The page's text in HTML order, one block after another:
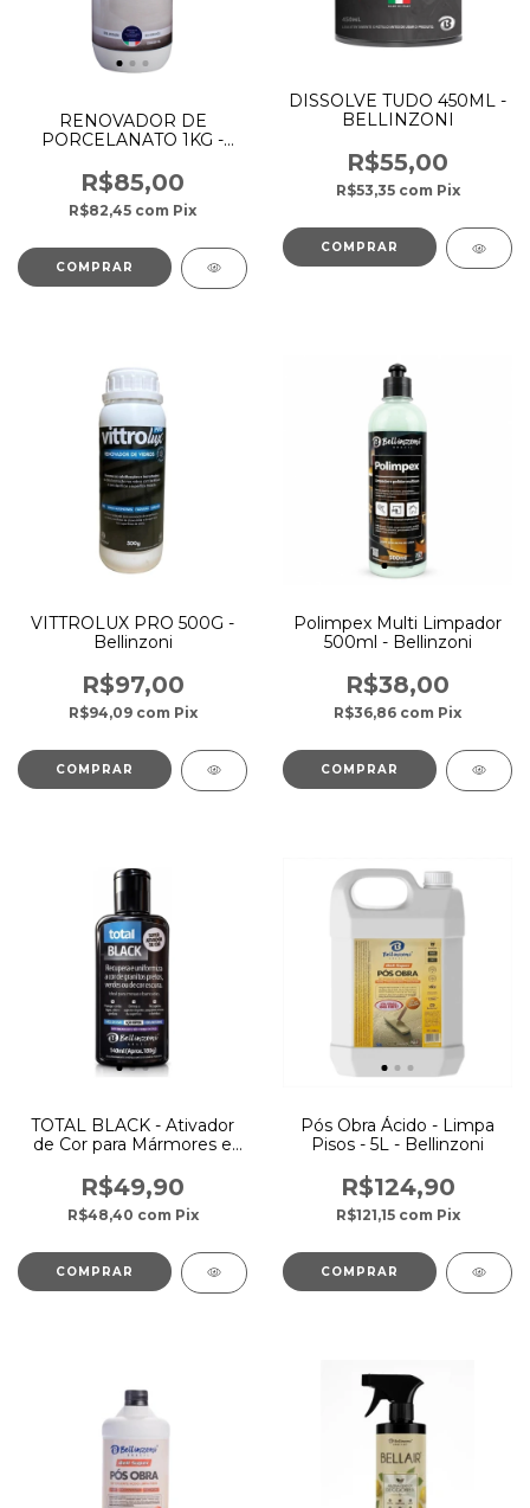
RENOVADOR DE
PORCELANATO 1KG -
R$85,00
R$82,45 com Pix
DISSOLVE TUDO 450ML -
BELLINZONI
R$55,00
R$53,35 com Pix
VITTROLUX PRO 500G -
Bellinzoni
R$97,00
R$94,09 com Pix
Polimpex Multi Limpador
500ml - Bellinzoni
R$38,00
R$36,86 com Pix
TOTAL BLACK - Ativador
de Cor para Mármores e
Bellinzoni
R$49,90
R$48,40 com Pix
COMPRAR
Pós Obra Ácido - Limpa
Pisos - 5L - Bellinzoni
R$124,90
R$121,15 com Pix